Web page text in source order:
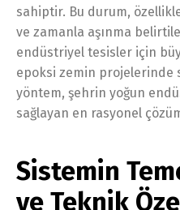
sahiptir. Bu durum,
ve zamanla aşınma
endüstriyel tesisler için
epoksi zemin projelerinde
yöntem, şehrin yoğun
sağlayan en rasyonel
Sistemin
ve Teknik